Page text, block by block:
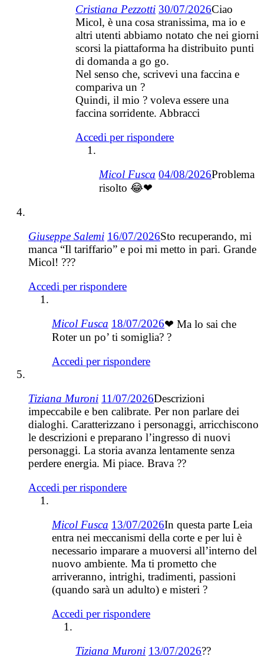
Cristiana Pezzotti 30/07/2026Ciao
Micol, è una cosa stranissima, ma io e
altri utenti abbiamo notato che nei giorni
scorsi la piattaforma ha distribuito punti
di domanda a go go.
Nel senso che, scrivevi una faccina e
compariva un ?
Quindi, il mio ? voleva essere una
faccina sorridente. Abbracci
Accedi per rispondere
Micol Fusca 04/08/2026Problema
risolto 😂❤
Giuseppe Salemi 16/07/2026Sto recuperando, mi
manca “Il tariffario” e poi mi metto in pari. Grande
Micol! ???
Accedi per rispondere
Micol Fusca 18/07/2026❤ Ma lo sai che
Roter un po’ ti somiglia? ?
Accedi per rispondere
Tiziana Muroni 11/07/2026Descrizioni
impeccabile e ben calibrate. Per non parlare dei
dialoghi. Caratterizzano i personaggi, arricchiscono
le descrizioni e preparano l’ingresso di nuovi
personaggi. La storia avanza lentamente senza
perdere energia. Mi piace. Brava ??
Accedi per rispondere
Micol Fusca 13/07/2026In questa parte Leia
entra nei meccanismi della corte e per lui è
necessario imparare a muoversi all’interno del
nuovo ambiente. Ma ti prometto che
arriveranno, intrighi, tradimenti, passioni
(quando sarà un adulto) e misteri ?
Accedi per rispondere
Tiziana Muroni 13/07/2026??